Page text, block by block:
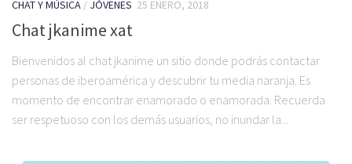
CHAT Y MÚSICA / JÓVENES 25 ENERO, 2018
Chat jkanime xat
Bienvenidos al chat jkanime un sitio donde podrás contactar
personas de iberoamérica y descubrir tu media naranja. Es
momento de encontrar enamorado o enamorada. Recuerda
ser respetuoso con los demás usuarios, no inundar la...